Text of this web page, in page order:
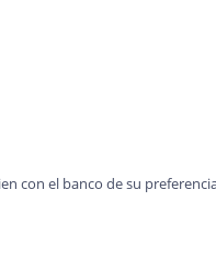
con el banco de su